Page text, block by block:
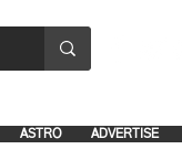
ADVERTISE
ASTRO